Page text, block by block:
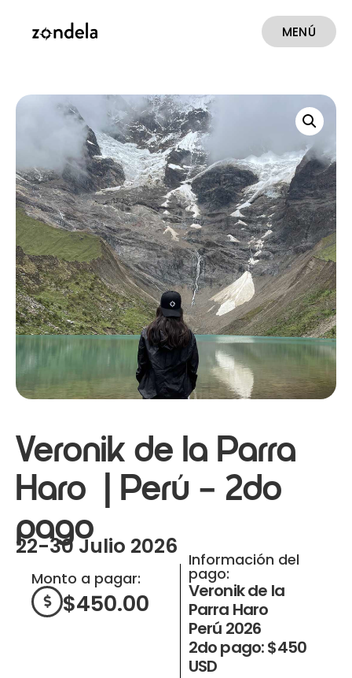
MENÚ
Veronik de la Parra
Haro | Perú – 2do
pago
22-30 Julio 2026
Monto a pagar:
$450.00
Información del
pago:
Veronik de la
Parra Haro
Perú 2026
2do pago: $450
USD